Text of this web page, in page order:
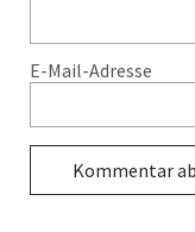
E-Mail-Adresse